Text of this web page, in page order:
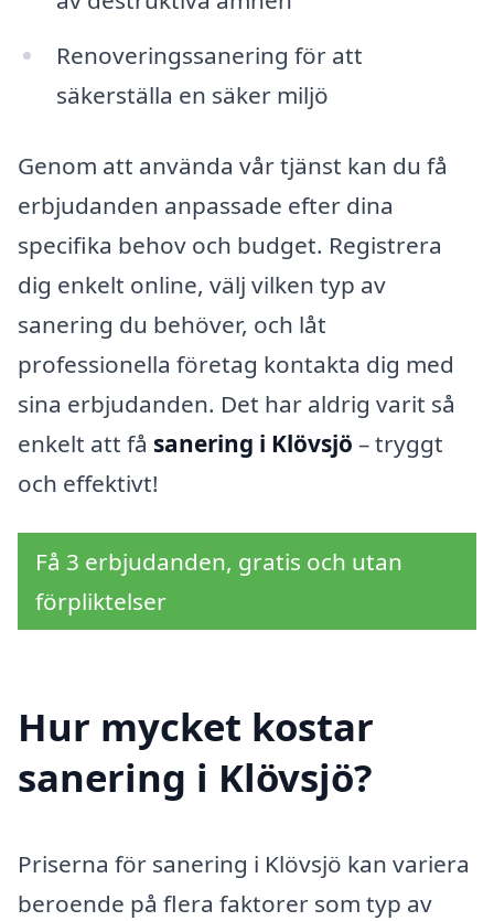
Renoveringssanering för att
säkerställa en säker miljö
Genom att använda vår tjänst kan du få
erbjudanden anpassade efter dina
specifika behov och budget. Registrera
dig enkelt online, välj vilken typ av
sanering du behöver, och låt
professionella företag kontakta dig med
sina erbjudanden. Det har aldrig varit så
enkelt att få sanering i Klövsjö – tryggt
och effektivt!
Få 3 erbjudanden, gratis och utan
förpliktelser
Hur mycket kostar
sanering i Klövsjö?
Priserna för sanering i Klövsjö kan variera
beroende på flera faktorer som typ av